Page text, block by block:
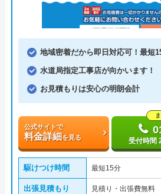
地域密着だから即日対応可！最短
水道局指定工事店が向かいます！
お見積もりは安心の明朗会計
公式サイトで
料金詳細を見る 受付時間
駆けつけ時間 最短15分
出張見積もり 見積り・出張費無料